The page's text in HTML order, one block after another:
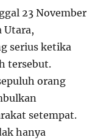
23 November
Utara,
serius ketika
tersebut.
orang
setempat.
hanya